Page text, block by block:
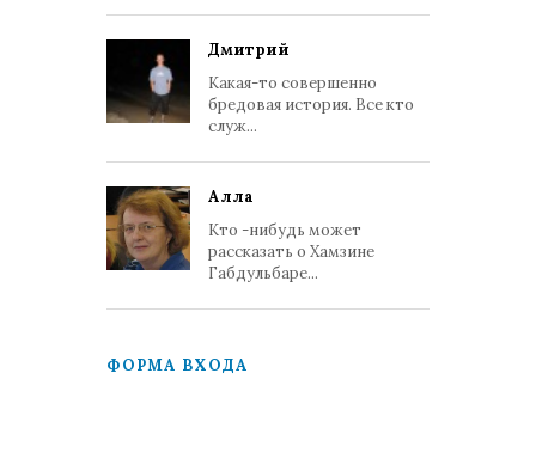
Дмитрий
Какая-то совершенно
бредовая история. Все кто
служ...
Алла
Кто -нибудь может
рассказать о Хамзине
Габдульбаре...
ФОРМА ВХОДА